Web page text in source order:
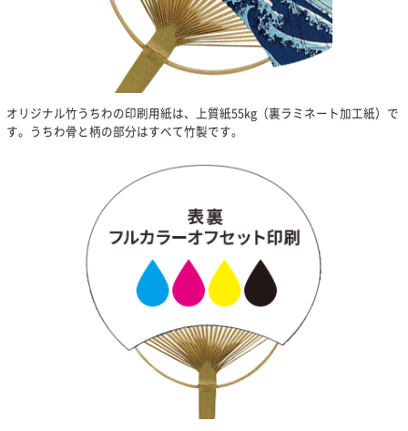
オリジナル竹うちわの印刷用紙は、上質紙55kg（裏ラミネート加工紙）で
す。うちわ骨と柄の部分はすべて竹製です。